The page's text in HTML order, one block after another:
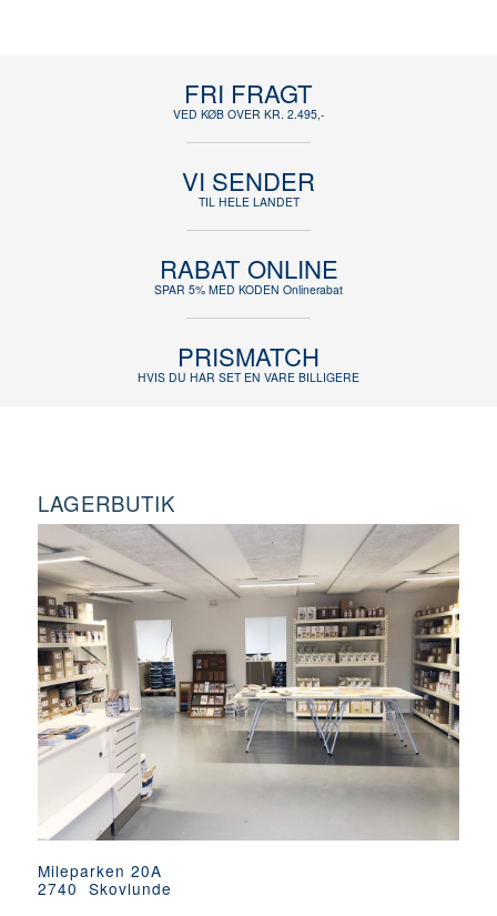
FRI FRAGT
VED KØB OVER KR. 2.495,-
VI SENDER
TIL HELE LANDET
RABAT ONLINE
SPAR 5% MED KODEN Onlinerabat
PRISMATCH
HVIS DU HAR SET EN VARE BILLIGERE
LAGERBUTIK
Mileparken 20A
2740 Skovlunde